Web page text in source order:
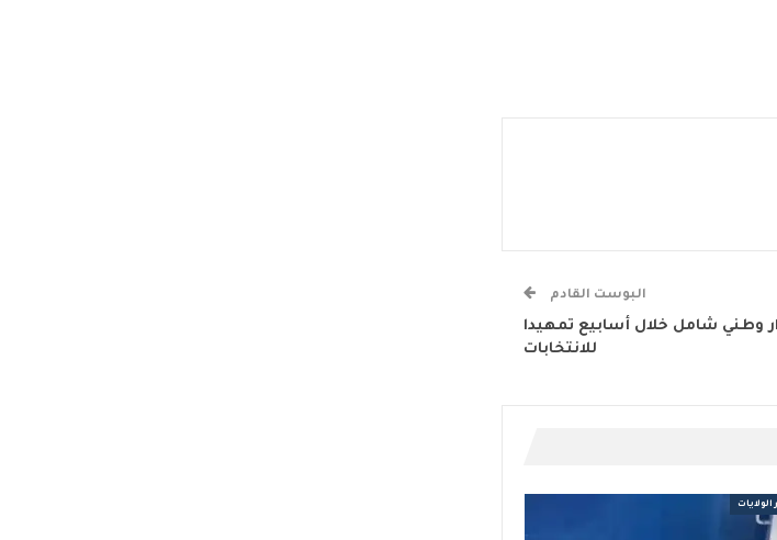
البوست القادم
وطني شامل خلال أسابيع تمهيدا
للانتخابات
الولايات